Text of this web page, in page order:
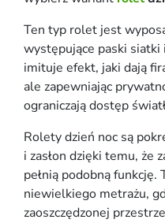
Ten typ rolet jest
występujące paski siatki
imituje efekt, jaki dają
ale zapewniając
ograniczają dostęp
Rolety dzień noc są
i zasłon dzięki temu, że
pełnią podobną
niewielkiego metrażu,
zaoszczędzonej